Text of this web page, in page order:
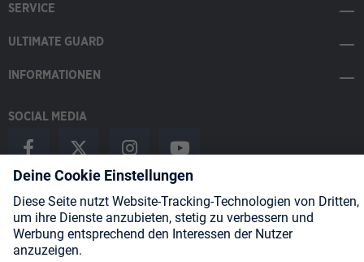
SERVICE
ULTIMATE GUARD
INFORMATIONEN
SOCIAL MEDIA
Payment Methods
Shipping